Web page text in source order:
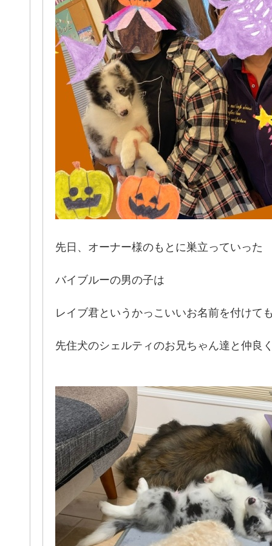
先日、オーナー様のもとに巣立っていった
バイブルーの男の子は
レイブ君というかっこいいお名前を付けて
先住犬のシェルティのお兄ちゃん達と仲良